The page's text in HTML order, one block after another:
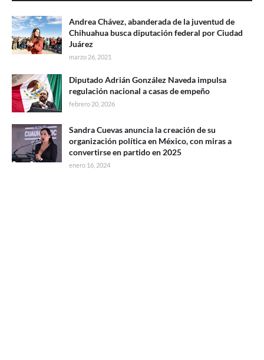
Andrea Chávez, abanderada de la juventud de
Chihuahua busca diputación federal por Ciudad
Juárez
marzo 26, 2021
Diputado Adrián González Naveda impulsa
regulación nacional a casas de empeño
febrero 20, 2026
Sandra Cuevas anuncia la creación de su
organización política en México, con miras a
convertirse en partido en 2025
enero 16, 2024